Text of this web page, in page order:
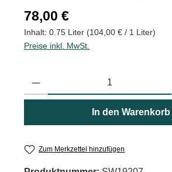
Regulärer Preis:
78,00 €
Inhalt: 0.75 Liter (104,00 € / 1 Liter)
Preise inkl. MwSt.
Produkt Anzahl: Gib den
In den Warenkorb
Zum Merkzettel hinzufügen